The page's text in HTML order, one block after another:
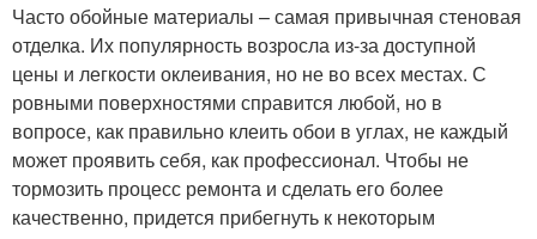
Часто обойные материалы – самая привычная стеновая
отделка. Их популярность возросла из-за доступной
цены и легкости оклеивания, но не во всех местах. С
ровными поверхностями справится любой, но в
вопросе, как правильно клеить обои в углах, не каждый
может проявить себя, как профессионал. Чтобы не
тормозить процесс ремонта и сделать его более
качественно, придется прибегнуть к некоторым